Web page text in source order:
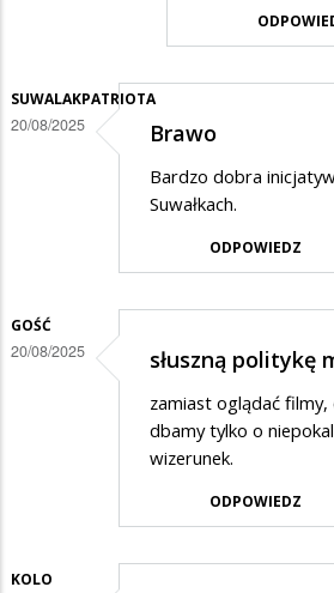
(*)
SUWALAKPATRIOTA
20/08/2025 Brawo
Bardzo dobra
Suwałkach.
ODPOWIEDZ
GOŚĆ
20/08/2025 słuszną politykę
zamiast oglądać
dbamy tylko o
wizerunek.
ODPOWIEDZ
KOLO